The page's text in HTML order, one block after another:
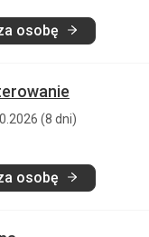
osobę
(8 dni)
osobę